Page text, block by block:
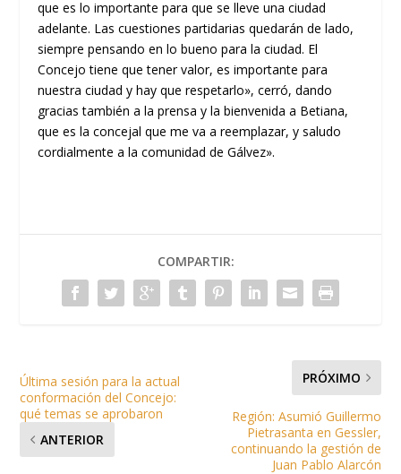
que es lo importante para que se lleve una ciudad
adelante. Las cuestiones partidarias quedarán de lado,
siempre pensando en lo bueno para la ciudad. El
Concejo tiene que tener valor, es importante para
nuestra ciudad y hay que respetarlo», cerró, dando
gracias también a la prensa y la bienvenida a Betiana,
que es la concejal que me va a reemplazar, y saludo
cordialmente a la comunidad de Gálvez».
COMPARTIR:
Última sesión para la actual
conformación del Concejo:
qué temas se aprobaron
ANTERIOR
PRÓXIMO
Región: Asumió Guillermo
Pietrasanta en Gessler,
continuando la gestión de
Juan Pablo Alarcón